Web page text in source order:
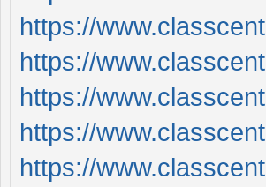
https://
https://
https://
https://
https://